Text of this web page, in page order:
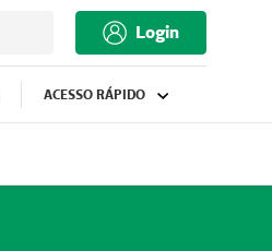
Login
ACESSO RÁPIDO